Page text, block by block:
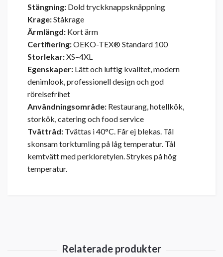
Stängning: Dold tryckknappsknäppning
Krage:Ståkrage
Ärmlängd: Kort ärm
Certifiering:OEKO-TEX® Standard 100
Storlekar:XS–4XL
Egenskaper: Lätt och luftig kvalitet, modern
denimlook, professionell design och god
rörelsefrihet
Användningsområde: Restaurang, hotellkök,
storkök, catering och food service
Tvättråd: Tvättas i 40°C. Får ej blekas. Tål
skonsam torktumling på låg temperatur. Tål
kemtvätt med perkloretylen. Strykes på hög
temperatur.